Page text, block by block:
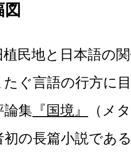
民地と日本語の
ぐ言語の行方に
論集 『国境』
（メ
初の長篇小説であ